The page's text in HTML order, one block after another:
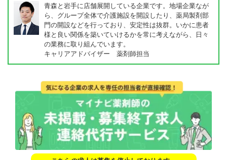
青森と岩手に店舗展開している企業です。地場企業なが
ら、グループ全体で介護施設を開設したり、薬局製剤部
門の開設などを行っており、安定性は抜群。いかに患者
様と良い関係を築いていけるかを常に考えながら、日々
の業務に取り組んでいます。
キャリアアドバイザー 薬剤師担当